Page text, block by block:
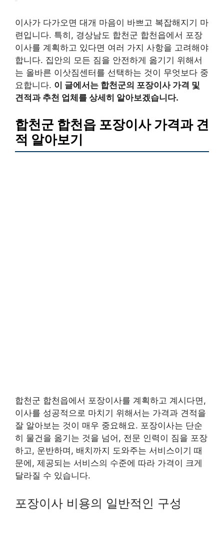
이사가 다가오면 대개 마음이 바쁘고 복잡해지기 마
련입니다. 특히, 경상남도 합천군 합천읍에서 포장
이사를 계획하고 있다면 여러 가지 사항을 고려해야
합니다. 집안의 모든 짐을 안전하게 옮기기 위해서
는 올바른 이삿짐센터를 선택하는 것이 무엇보다 중
요합니다. 이 글에서는 합천군의 포장이사 가격 및
견적과 추천 업체를 상세히 알아보겠습니다.
합천군 합천읍 포장이사 가격과 견
적 알아보기
합천군 합천읍에서 포장이사를 계획하고 계시다면,
이사를 성공적으로 마치기 위해서는 가격과 견적을
잘 알아보는 것이 매우 중요해요. 포장이사는 단순
히 물건을 옮기는 것을 넘어, 전문 인력이 짐을 포장
하고, 운반하며, 배치까지 도와주는 서비스이기 때
문에, 제공되는 서비스의 수준에 따라 가격이 크게
달라질 수 있습니다.
포장이사 비용의 일반적인 구성